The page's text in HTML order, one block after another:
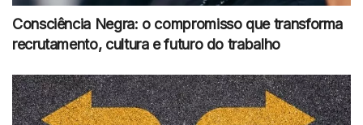
Consciência Negra: o compromisso que transforma
recrutamento, cultura e futuro do trabalho